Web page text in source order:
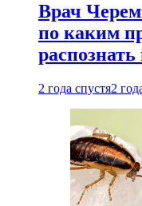
Врач
по каким
распознать
2 года спустя2